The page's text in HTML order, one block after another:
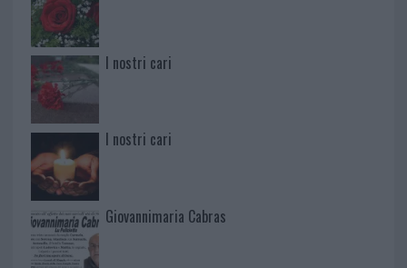
I nostri cari
I nostri cari
Giovannimaria Cabras